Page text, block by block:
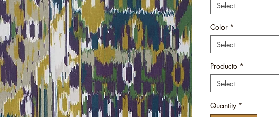
Select
Color *
Select
Producto *
Select
Quantity *